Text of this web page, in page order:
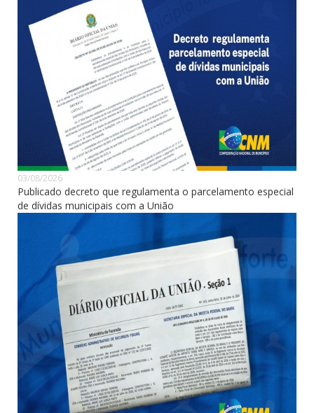
03/08/2026
Publicado decreto que regulamenta o parcelamento especial
de dívidas municipais com a União